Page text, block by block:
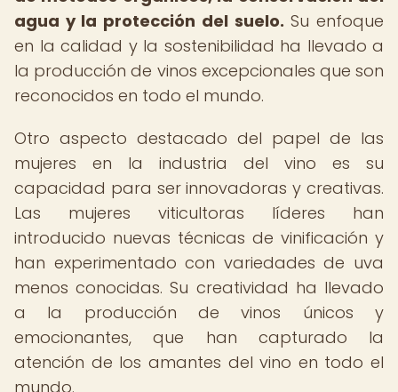
agua y la protección del suelo. Su enfoque
en la calidad y la sostenibilidad ha llevado a
la producción de vinos excepcionales que son
reconocidos en todo el mundo.
Otro aspecto destacado del papel de las
mujeres en la industria del vino es su
capacidad para ser innovadoras y creativas.
Las mujeres viticultoras líderes han
introducido nuevas técnicas de vinificación y
han experimentado con variedades de uva
menos conocidas. Su creatividad ha llevado
a la producción de vinos únicos y
emocionantes, que han capturado la
atención de los amantes del vino en todo el
mundo.